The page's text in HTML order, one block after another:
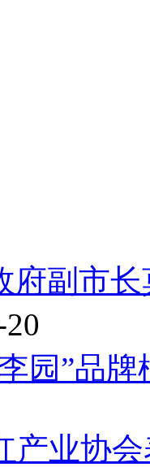
府副市
园”品
产业协